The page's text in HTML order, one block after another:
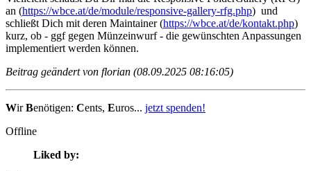
an (https://wbce.at/de/module/responsive-gallery-rfg.php) und
schließt Dich mit deren Maintainer (https://wbce.at/de/kontakt.php)
kurz, ob - ggf gegen Münzeinwurf - die gewünschten Anpassungen
implementiert werden können.
Beitrag geändert von florian (08.09.2025 08:16:05)
WirBenötigen: Cents, Euros... jetzt spenden!
Offline
Liked by: